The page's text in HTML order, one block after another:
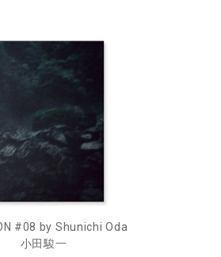
#08 by Shunichi Oda
小田駿一